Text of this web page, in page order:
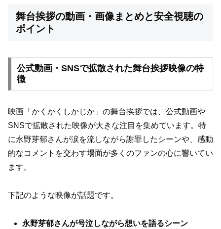
舞台挨拶の動画・画像まとめと安全視聴の
ポイント
公式動画・SNSで拡散された舞台挨拶映像の特
徴
映画「かくかくしかじか」の舞台挨拶では、公式動画や
SNSで拡散された映像が大きな注目を集めています。特
に永野芽郁さんが涙を流しながら謝罪したシーンや、感動
的なコメントを交わす場面が多くのファンの心に響いてい
ます。
下記のような映像が話題です。
永野芽郁さんが号泣しながら想いを語るシーン